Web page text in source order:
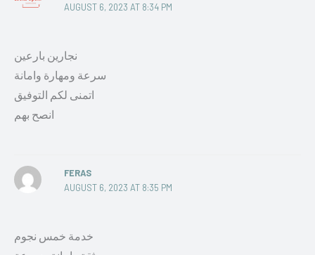
AUGUST 6, 2023 AT 8:34 PM
نجارين بارعين
سرعة ومهارة وامانة
اتمنى لكم التوفيق
انصح بهم
FERAS
AUGUST 6, 2023 AT 8:35 PM
خدمة خمس نجوم